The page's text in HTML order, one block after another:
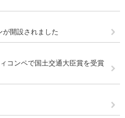
開設されました
コンペで国土交通大臣賞を受賞